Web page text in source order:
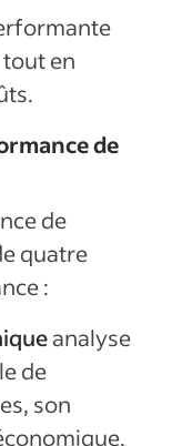
en
de
de
quatre
:
analyse
de
son